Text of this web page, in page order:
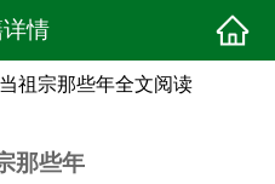
情
祖宗那些年全文阅读
那些年